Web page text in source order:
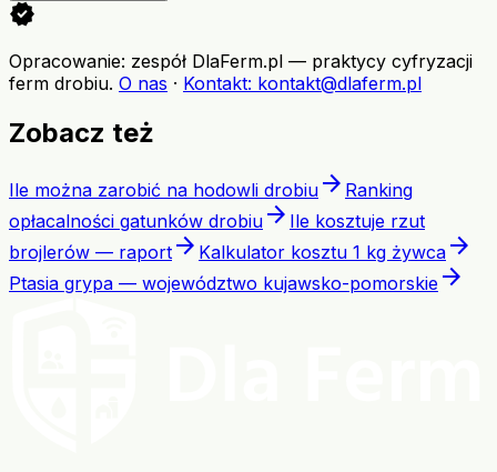
verified
Opracowanie: zespół DlaFerm.pl — praktycy cyfryzacji
ferm drobiu. O nas · Kontakt: kontakt@dlaferm.pl
Zobacz też
Ile można zarobić na hodowli drobiu arrow_forward Ranking
opłacalności gatunków drobiu arrow_forward Ile kosztuje rzut
brojlerów — raport arrow_forward Kalkulator kosztu 1 kg żywca arrow_forward
Ptasia grypa — województwo kujawsko-pomorskie arrow_forward